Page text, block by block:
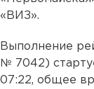
«ВИЗ».
Выполнение
№ 7042)
07:22, общее